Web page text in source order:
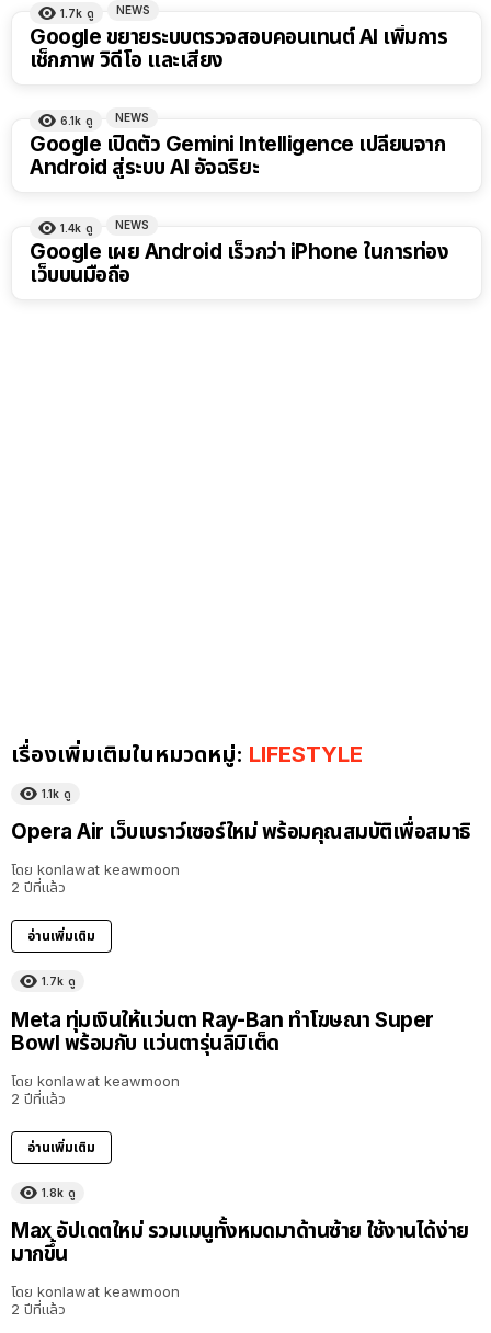
1.7k ดู NEWS
Google ขยายระบบตรวจสอบคอนเทนต์ AI เพิ่มการ
เช็กภาพ วิดีโอ และเสียง
6.1k ดู NEWS
Google เปิดตัว Gemini Intelligence เปลี่ยนจาก
Android สู่ระบบ AI อัจฉริยะ
1.4k ดู NEWS
Google เผย Android เร็วกว่า iPhone ในการท่อง
เว็บบนมือถือ
เรื่องเพิ่มเติมในหมวดหมู่: LIFESTYLE
1.1k ดู
Opera Air เว็บเบราว์เซอร์ใหม่ พร้อมคุณสมบัติเพื่อสมาธิ
โดย konlawat keawmoon
2 ปีที่แล้ว
อ่านเพิ่มเติม
1.7k ดู
Meta ทุ่มเงินให้แว่นตา Ray-Ban ทำโฆษณา Super
Bowl พร้อมกับ แว่นตารุ่นลิมิเต็ด
โดย konlawat keawmoon
2 ปีที่แล้ว
อ่านเพิ่มเติม
1.8k ดู
Max อัปเดตใหม่ รวมเมนูทั้งหมดมาด้านซ้าย ใช้งานได้ง่าย
มากขึ้น
โดย konlawat keawmoon
2 ปีที่แล้ว